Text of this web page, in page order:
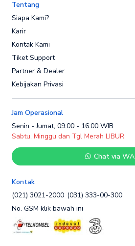
Tentang
Siapa Kami?
Karir
Kontak Kami
Tiket Support
Partner & Dealer
Kebijakan Privasi
Jam Operasional
Senin - Jumat, 09:00 - 16:00 WIB
Sabtu, Minggu dan Tgl Merah LIBUR
Chat via WA
Kontak
(021) 3021-2000 (031) 333-00-300
No. GSM klik bawah ini